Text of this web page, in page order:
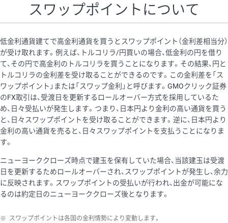
スワップポイントについて
低金利通貨建てで高金利通貨を買うとスワップポイント（金利差相当分）
が受け取れます。例えば、トルコリラ/円買いの場合、低金利の円を借り
て、その円で高金利のトルコリラを買うことになります。その結果、円と
トルコリラの金利差を受け取ることができるのです。この金利差を「ス
ワップポイント」または「スワップ金利」と呼びます。GMOクリック証券
のFX取引は、受渡日を更新するロールオーバー方式を採用しているた
め、日々受払いが発生します。つまり、日本円より金利の高い通貨を買う
と、日々スワップポイントを受け取ることができます。逆に、日本円より
金利の高い通貨を売ると、日々スワップポイントを支払うことになりま
す。
ニューヨーククローズ時点で建玉を保有していた場合、当該建玉は受渡
日を更新するためロールオーバーされ、スワップポイントが発生し、余力
に反映されます。スワップポイントの受払いが行われ、出金が可能にな
るのは約定日のニューヨーククローズ後となります。
※ スワップポイントは各国の金利情勢により変動します。